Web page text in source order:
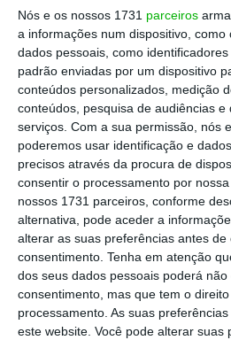
Nós e os nossos 1731 parceiros
a informações num dispositivo,
dados pessoais, como
padrão enviadas por um dispositivo
conteúdos personalizados, medição
conteúdos, pesquisa de audiências e
serviços. Com a sua permissão, nós
poderemos usar identificação e
precisos através da procura de
consentir o processamento por
nossos 1731 parceiros, conforme
alternativa, pode aceder a
alterar as suas preferências antes
consentimento. Tenha em atenção
dos seus dados pessoais poderá não
consentimento, mas que tem o
processamento. As suas
este website. Você pode alterar suas